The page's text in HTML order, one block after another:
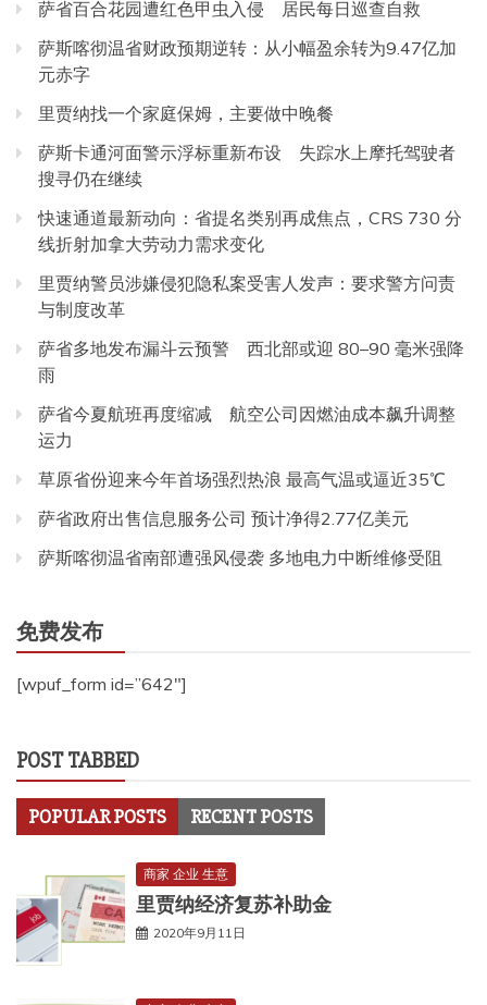
萨省百合花园遭红色甲虫入侵 居民每日巡查自救
萨斯喀彻温省财政预期逆转：从小幅盈余转为9.47亿加
元赤字
里贾纳找一个家庭保姆，主要做中晚餐
萨斯卡通河面警示浮标重新布设 失踪水上摩托驾驶者
搜寻仍在继续
快速通道最新动向：省提名类别再成焦点，CRS 730 分
线折射加拿大劳动力需求变化
里贾纳警员涉嫌侵犯隐私案受害人发声：要求警方问责
与制度改革
萨省多地发布漏斗云预警 西北部或迎 80–90 毫米强降
雨
萨省今夏航班再度缩减 航空公司因燃油成本飙升调整
运力
草原省份迎来今年首场强烈热浪 最高气温或逼近35℃
萨省政府出售信息服务公司 预计净得2.77亿美元
萨斯喀彻温省南部遭强风侵袭 多地电力中断维修受阻
免费发布
[wpuf_form id=”642″]
POST TABBED
POPULAR POSTS RECENT POSTS
商家 企业 生意
里贾纳经济复苏补助金
2020年9月11日